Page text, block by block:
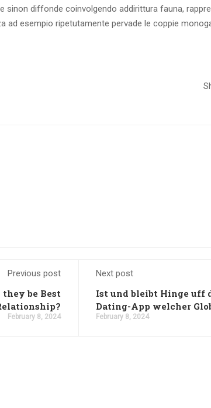
diffonde coinvolgendo addirittura fauna,
ad esempio ripetutamente pervade le coppie
Previous post
be Best
February 8, 2024
Next post
Ist und bleibt Hinge uff
Dating-App welcher
February 8, 2024